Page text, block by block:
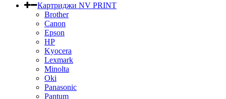
Картриджи NV PRINT
Brother
Canon
Epson
HP
Kyocera
Lexmark
Minolta
Oki
Panasonic
Pantum